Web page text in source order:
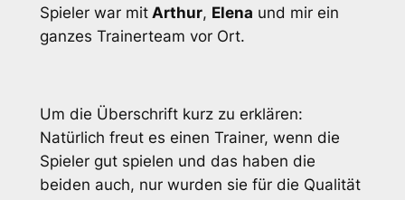
Spieler war mitArthur, Elena und mir ein
ganzes Trainerteam vor Ort.
Um die Überschrift kurz zu erklären:
Natürlich freut es einen Trainer, wenn die
Spieler gut spielen und das haben die
beiden auch, nur wurden sie für die Qualität